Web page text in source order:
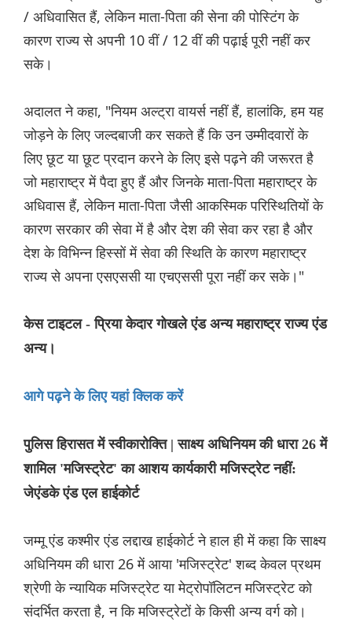
/ अधिवासित हैं, लेकिन माता-पिता की सेना की पोस्टिंग के
कारण राज्य से अपनी 10 वीं / 12 वीं की पढ़ाई पूरी नहीं कर
सके।
अदालत ने कहा, "नियम अल्ट्रा वायर्स नहीं हैं, हालांकि, हम यह
जोड़ने के लिए जल्दबाजी कर सकते हैं कि उन उम्मीदवारों के
लिए छूट या छूट प्रदान करने के लिए इसे पढ़ने की जरूरत है
जो महाराष्ट्र में पैदा हुए हैं और जिनके माता-पिता महाराष्ट्र के
अधिवास हैं, लेकिन माता-पिता जैसी आकस्मिक परिस्थितियों के
कारण सरकार की सेवा में है और देश की सेवा कर रहा है और
देश के विभिन्न हिस्सों में सेवा की स्थिति के कारण महाराष्ट्र
राज्य से अपना एसएससी या एचएससी पूरा नहीं कर सके।"
केस टाइटल - प्रिया केदार गोखले एंड अन्य महाराष्ट्र राज्य एंड
अन्य।
आगे पढ़ने के लिए यहां क्लिक करें
पुलिस हिरासत में स्वीकारोक्ति | साक्ष्य अधिनियम की धारा 26 में
शामिल 'मजिस्ट्रेट' का आशय कार्यकारी मजिस्ट्रेट नहीं:
जेएंडके एंड एल हाईकोर्ट
जम्मू एंड कश्मीर एंड लद्दाख हाईकोर्ट ने हाल ही में कहा कि साक्ष्य
अधिनियम की धारा 26 में आया 'मजिस्ट्रेट' शब्द केवल प्रथम
श्रेणी के न्यायिक मजिस्ट्रेट या मेट्रोपॉलिटन मजिस्ट्रेट को
संदर्भित करता है, न कि मजिस्ट्रेटों के किसी अन्य वर्ग को।